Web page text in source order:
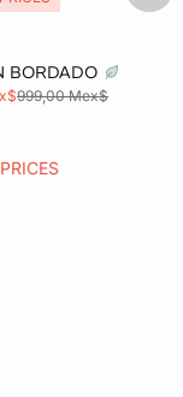
BORDADO
999,00 Mex$